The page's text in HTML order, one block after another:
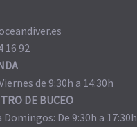
16 92
de 9:30h a 14:30h
DE BUCEO
Domingos: De 9:30h a 17:30h